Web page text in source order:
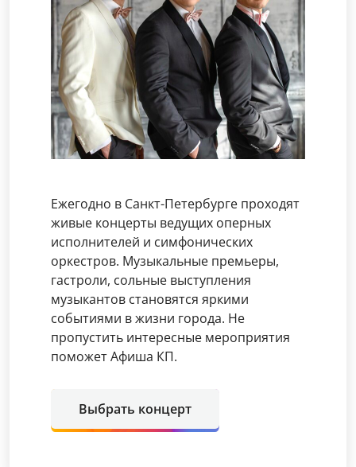
Ежегодно в Санкт-Петербурге проходят
живые концерты ведущих оперных
исполнителей и симфонических
оркестров. Музыкальные премьеры,
гастроли, сольные выступления
музыкантов становятся яркими
событиями в жизни города. Не
пропустить интересные мероприятия
поможет Афиша КП.
Выбрать концерт